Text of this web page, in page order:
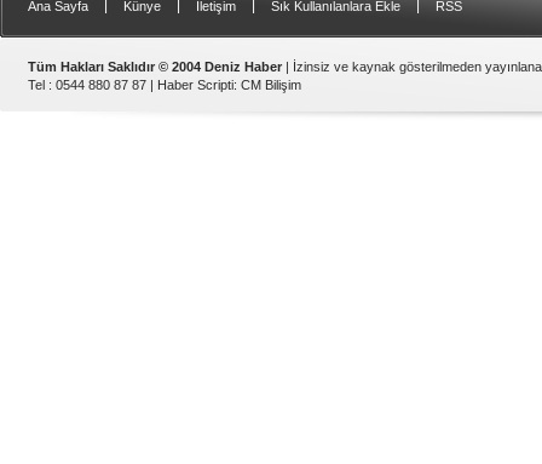
Ana Sayfa Künye İletişim Sık Kullanılanlara Ekle RSS
Tüm Hakları Saklıdır © 2004 Deniz Haber | İzinsiz ve kaynak gösterilmeden
Tel : 0544 880 87 87 | Haber Scripti: CM Bilişim